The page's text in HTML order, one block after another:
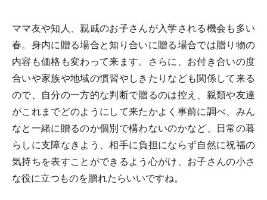
ママ友や知人、親戚のお子さんが入学される機会も多い
春。身内に贈る場合と知り合いに贈る場合では贈り物の
内容も価格も変わって来ます。さらに、お付き合いの度
合いや家族や地域の慣習やしきたりなども関係して来る
ので、自分の一方的な判断で贈るのは控え、親類や友達
がこれまでどのようにして来たかよく事前に調べ、みん
なと一緒に贈るのか個別で構わないのかなど、日常の暮
らしに支障なきよう、相手に負担にならず自然に祝福の
気持ちを表すことができるよう心がけ、お子さんの小さ
な役に立つものを贈れたらいいですね。